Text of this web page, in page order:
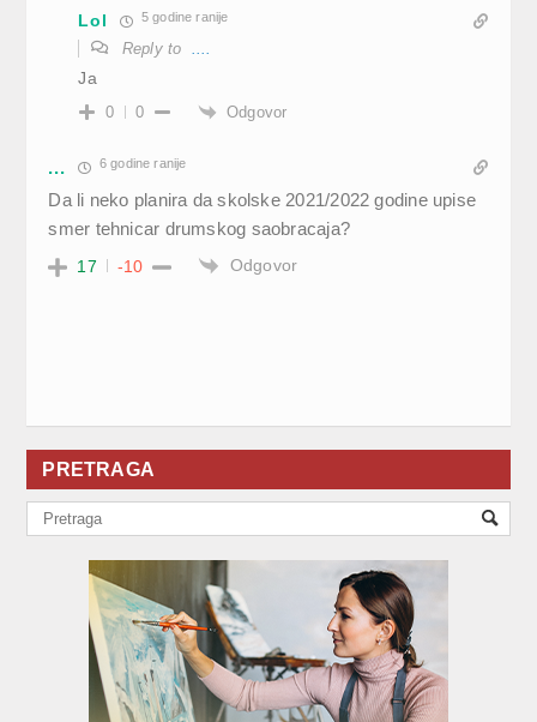
Lol 5 godine ranije
Reply to
Ja
0 0 Odgovor
... 6 godine ranije
Da li neko planira da skolske 2021/2022 godine upise
smer tehnicar drumskog saobracaja?
17 -10 Odgovor
PRETRAGA